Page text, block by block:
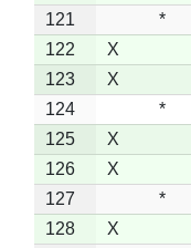
121
*
122
X
123
X
124
*
125
X
126
X
127
*
128
X